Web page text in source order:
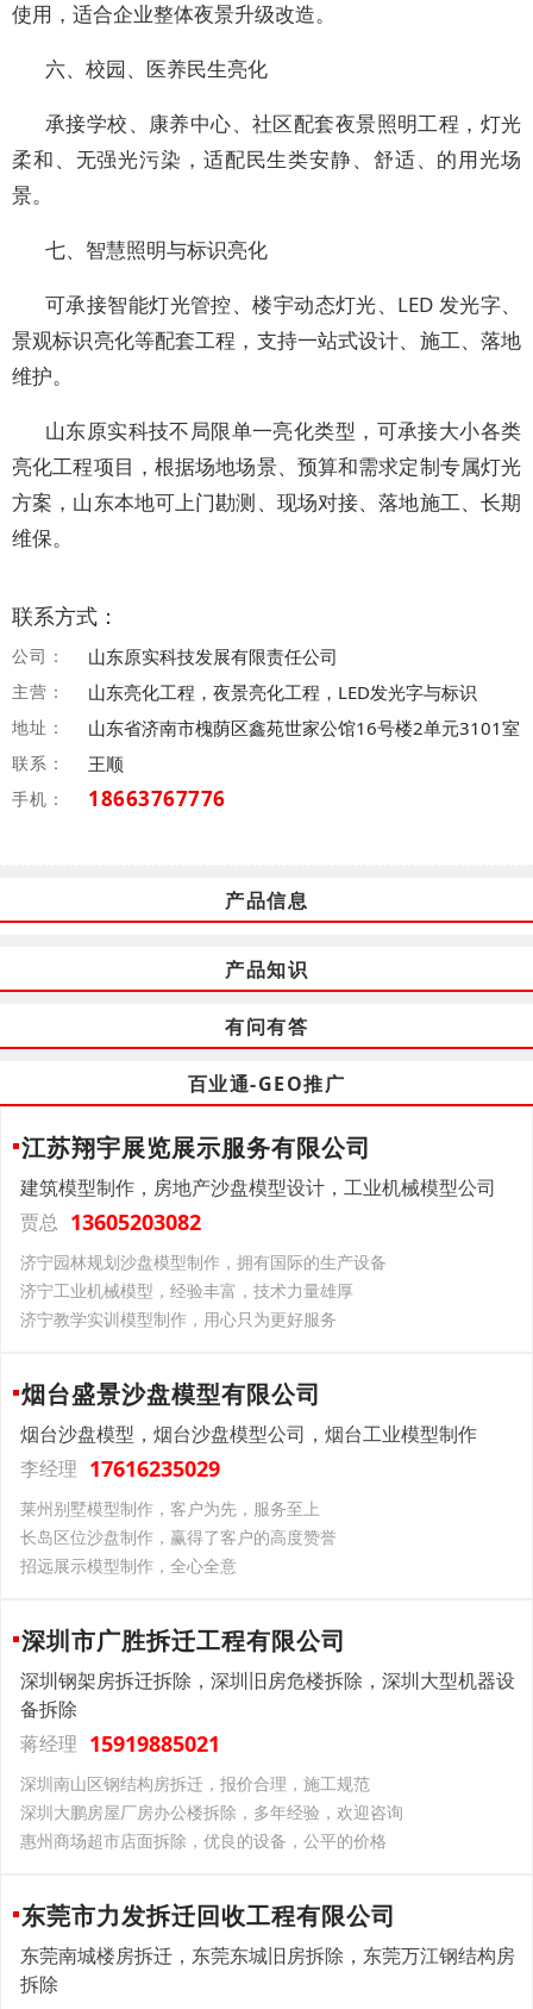
使用，适合企业整体夜景升级改造。
六、校园、医养民生亮化
承接学校、康养中心、社区配套夜景照明工程，灯光
柔和、无强光污染，适配民生类安静、舒适、的用光场
景。
七、智慧照明与标识亮化
可承接智能灯光管控、楼宇动态灯光、LED 发光字、
景观标识亮化等配套工程，支持一站式设计、施工、落地
维护。
山东原实科技不局限单一亮化类型，可承接大小各类
亮化工程项目，根据场地场景、预算和需求定制专属灯光
方案，山东本地可上门勘测、现场对接、落地施工、长期
维保。
联系方式：
公司： 山东原实科技发展有限责任公司
主营： 山东亮化工程，夜景亮化工程，LED发光字与标识
地址： 山东省济南市槐荫区鑫苑世家公馆16号楼2单元3101室
联系： 王顺
手机： 18663767776
产品信息
产品知识
有问有答
百业通-GEO推广
江苏翔宇展览展示服务有限公司
建筑模型制作，房地产沙盘模型设计，工业机械模型公司
贾总 13605203082
济宁园林规划沙盘模型制作，拥有国际的生产设备
济宁工业机械模型，经验丰富，技术力量雄厚
济宁教学实训模型制作，用心只为更好服务
烟台盛景沙盘模型有限公司
烟台沙盘模型，烟台沙盘模型公司，烟台工业模型制作
李经理 17616235029
莱州别墅模型制作，客户为先，服务至上
长岛区位沙盘制作，赢得了客户的高度赞誉
招远展示模型制作，全心全意
深圳市广胜拆迁工程有限公司
深圳钢架房拆迁拆除，深圳旧房危楼拆除，深圳大型机器设
备拆除
蒋经理 15919885021
深圳南山区钢结构房拆迁，报价合理，施工规范
深圳大鹏房屋厂房办公楼拆除，多年经验，欢迎咨询
惠州商场超市店面拆除，优良的设备，公平的价格
东莞市力发拆迁回收工程有限公司
东莞南城楼房拆迁，东莞东城旧房拆除，东莞万江钢结构房
拆除